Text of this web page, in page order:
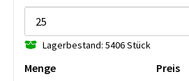
Lagerbestand: 5406 Stück
Menge Preis